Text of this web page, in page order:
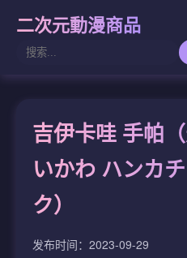
二次元動漫商品
吉伊卡哇 手帕
いかわ ハンカ
ク）
发布时间：2023-09-29